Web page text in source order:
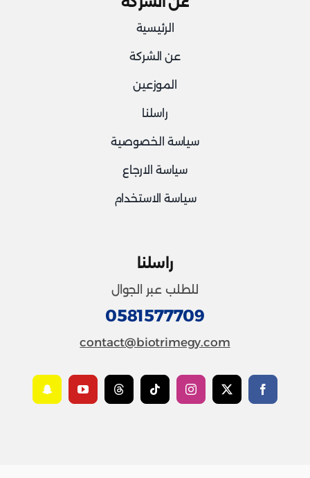
الرئيسية
عن الشركة
الموزعين
راسلنا
سياسة الخصوصية
سياسة الارجاع
سياسة الاستخدام
راسلنا
للطلب عبر الجوال
0581577709
contact@biotrimegy.com